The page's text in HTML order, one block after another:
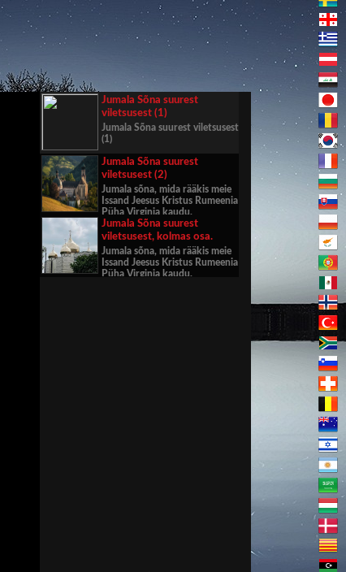
Jumala Sõna suurest
viletsusest (1)
Jumala Sõna suurest viletsusest
(1)
Jumala Sõna suurest
viletsusest (2)
Jumala sõna, mida rääkis meie
Issand Jeesus Kristus Rumeenia
Püha Virginia kaudu.
Jumala Sõna suurest
viletsusest, kolmas osa.
Jumala sõna, mida rääkis meie
Issand Jeesus Kristus Rumeenia
Püha Virginia kaudu.